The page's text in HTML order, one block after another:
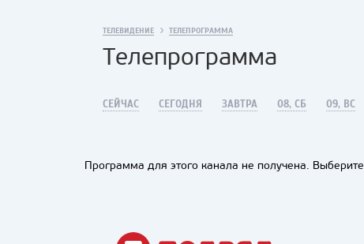
ТЕЛЕВИДЕНИЕ ТЕЛЕПРОГРАММА
Телепрограмма
СЕЙЧАС СЕГОДНЯ ЗАВТРА 08, СБ 09, ВС
Программа для этого канала не получена.